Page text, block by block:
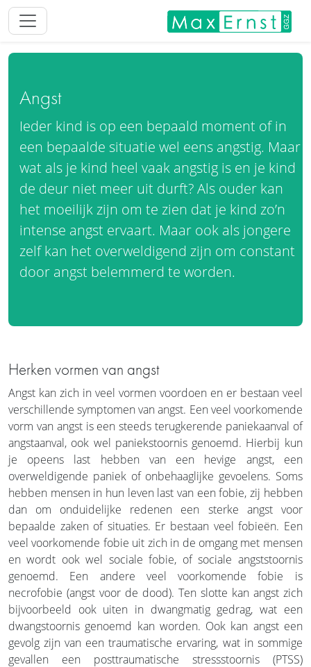
Angst
Ieder kind is op een bepaald moment of in
een bepaalde situatie wel eens angstig. Maar
wat als je kind heel vaak angstig is en je kind
de deur niet meer uit durft? Als ouder kan
het moeilijk zijn om te zien dat je kind zo’n
intense angst ervaart. Maar ook als jongere
zelf kan het overweldigend zijn om constant
door angst belemmerd te worden.
Herken vormen van angst
Angst kan zich in veel vormen voordoen en er bestaan veel
verschillende symptomen van angst. Een veel voorkomende
vorm van angst is een steeds terugkerende paniekaanval of
angstaanval, ook wel paniekstoornis genoemd. Hierbij kun
je opeens last hebben van een hevige angst, een
overweldigende paniek of onbehaaglijke gevoelens. Soms
hebben mensen in hun leven last van een fobie, zij hebben
dan om onduidelijke redenen een sterke angst voor
bepaalde zaken of situaties. Er bestaan veel fobieën. Een
veel voorkomende fobie uit zich in de omgang met mensen
en wordt ook wel sociale fobie, of sociale angststoornis
genoemd. Een andere veel voorkomende fobie is
necrofobie (angst voor de dood). Ten slotte kan angst zich
bijvoorbeeld ook uiten in dwangmatig gedrag, wat een
dwangstoornis genoemd kan worden. Ook kan angst een
gevolg zijn van een traumatische ervaring, wat in sommige
gevallen een posttraumatische stressstoornis (PTSS)